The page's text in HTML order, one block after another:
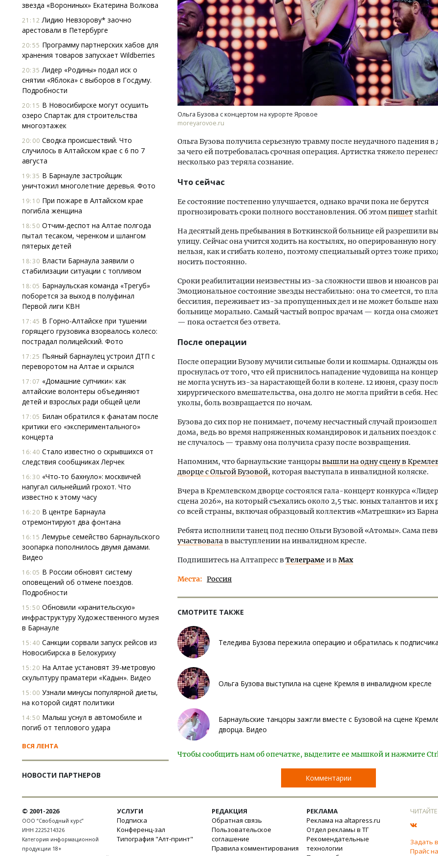
звезда «Ворониных» Екатерина Волкова
21:12 Лидию Невзорову* заочно
арестовали в Петербурге
20:55 Программу партнерских хабов для
хранения товаров запускает Wildberries
20:35 Лидер «Родины» подал иск о
снятии «Яблока» с выборов в Госдуму.
Подробности
20:15 В Новосибирске могут осушить
озеро Спартак для строительства
многоэтажек
20:00 Сводка происшествий. Что
случилось в Алтайском крае с 6 по 7
августа
19:35 В Барнауле застройщик
уничтожил многолетние деревья. Фото
19:10 При пожаре в Алтайском крае
погибла женщина
18:50 Отчим-деспот на Алтае полгода
пытал тесаком, черенком и шлангом
пятерых детей
18:30 Власти Барнаула заявили о
стабилизации ситуации с топливом
18:05 Барнаульская команда «Трегуб»
поборется за выход в полуфинал
Первой лиги КВН
17:45 В Горно-Алтайске при тушении
горящего грузовика взорвалось колесо:
пострадал полицейский. Фото
17:25 Пьяный барнаулец устроил ДТП с
переворотом на Алтае и скрылся
17:07 «Домашние супчики»: как
алтайские волонтеры объединяют
детей и взрослых ради общей цели
17:05 Билан обратился к фанатам после
критики его «экспериментального»
концерта
16:40 Стало известно о скрывшихся от
следствия сообщниках Лерчек
16:30 «Что-то бахнуло»: москвичей
напугал сильнейший грохот. Что
известно к этому часу
16:20 В центре Барнаула
отремонтируют два фонтана
16:15 Лемурье семейство барнаульского
зоопарка пополнилось двумя дамами.
Видео
16:05 В России обновят систему
оповещений об отмене поездов.
Подробности
15:50 Обновили «хранительскую»
инфраструктуру Художественного музея
в Барнауле
15:40 Санкции сорвали запуск рейсов из
Новосибирска в Белокуриху
15:20 На Алтае установят 39-метровую
скульптуру праматери «Кадын». Видео
15:00 Узнали минусы популярной диеты,
на которой сидят политики
14:50 Малыш уснул в автомобиле и
погиб от теплового удара
ВСЯ ЛЕНТА
НОВОСТИ ПАРТНЕРОВ
Ольга Бузова с концертом на курорте Яровое
moreyarovoe.ru
Ольга Бузова получила серьезную травму после неудачного падения
за чего ей потребовалась срочная операция. Артистка тяжело
несколько раз теряла сознание.
Что сейчас
Ее состояние постепенно улучшается, однако врачи пока не берутся
прогнозировать сроки полного восстановления. Об этомпишет
На десятый день пребывания в Боткинской больнице ей разрешили
улицу. Сейчас она учится ходить на костылях, но оперированную
нельзя, как и сгибать колено, поэтому специальный ортез тоже
носить постоянно.
Сроки реабилитации неизвестны из-за сложности швов и нюансов
Эмоциональное состояние звезды нестабильно: она то смеется, то
бессилия, переживает из-за пропущенных дел и не может больше
больнице морально. Самый частый вопрос врачам — когда она
— пока остается без ответа.
После операции
После операции Бузову мучили сильные боли и кошмары. Однажды
проснулась от того, что ей приснилось нападение чудовища на
не могла уснуть из-за нарастающей боли в колене. 12 июня, сразу
хирургического вмешательства, она долго не могла прийти в себя.
уколы, боль возвращается по ночам.
Бузова до сих пор не понимает, почему несчастный случай
дома, ведь во время напряженных командировок и дальних поездок с
не случалось — травму она получила сразу после возвращения.
Напомним, что барнаульские танцорывышли на одну сцену в
дворце с Ольгой Бузовой, которая выступала в инвалидной коляске.
Вчера в Кремлевском дворце состоялся гала-концерт конкурса
сцена 2026», на который съехались около 2,5 тыс. юных талантов и их
со всей страны, включая образцовый коллектив «Матрешки» из
Ребята исполнили танец под песню Ольги Бузовой «Атомы». Сама
участвовалав выступлении на инвалидном кресле.
Подпишитесь на Алтапресс вТелеграмеи вMax
Места Россия
СМОТРИТЕ ТАКЖЕ
Теледива Бузова пережила операцию и обратилась к
Ольга Бузова выступила на сцене Кремля в инвалидном кресле
Барнаульские танцоры зажгли вместе с Бузовой на сцене
дворца. Видео
Чтобы сообщить нам об опечатке, выделите ее мышкой и нажмите
Комментарии
Смелость архитектурных идей.
Генеральный директор компании
ЗИАС — об эстетике городов,
трендах в фасадах и развитии рынка
СТРОИТЕЛЬСТВО
Ищем новые берега. Гендиректор
«Жилищной инициативы» Юрий
Гатилов — о том, как девелоперу
оставаться на плаву, когда рынок
штормит
СТРОИТЕЛЬСТВО
Архитектурный код
земли. Мощение
плитами становится
стандартом
СТРОИТЕЛЬСТВО
© 2001-2026
ООО “Свободный курс”
ИНН 2225214326
Категория информационной
продукции 18+
УСЛУГИ
Подписка
Конференц-зал
Типография "Алт-принт"
РЕДАКЦИЯ
Обратная связь
Пользовательское
соглашение
Правила комментирования
РЕКЛАМА
Реклама на altapress.ru
Отдел рекламы в ТГ
Рекомендательные
технологии
Задать
Прайс